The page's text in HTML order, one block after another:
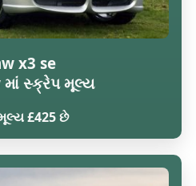
x3 se
સ્ક્રેપ મૂલ્ય
£425 છે